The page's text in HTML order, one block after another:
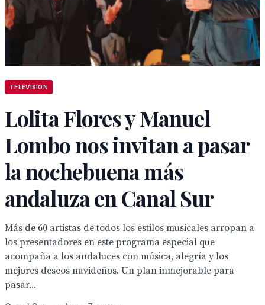
TELEVISION
Lolita Flores y Manuel
Lombo nos invitan a pasar
la nochebuena más
andaluza en Canal Sur
Más de 60 artistas de todos los estilos musicales arropan a
los presentadores en este programa especial que
acompaña a los andaluces con música, alegría y los
mejores deseos navideños. Un plan inmejorable para
pasar...